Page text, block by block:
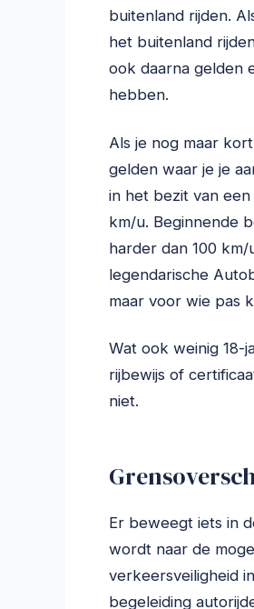
buitenland rijden.
het buitenland
ook daarna gelden
hebben.
Als je nog maar
gelden waar je je
in het bezit van een
km/u. Beginnende
harder dan 100
legendarische
maar voor wie pas
Wat ook weinig 18-
rijbewijs of
niet.
Er beweegt iets in
wordt naar de
verkeersveiligheid
begeleiding